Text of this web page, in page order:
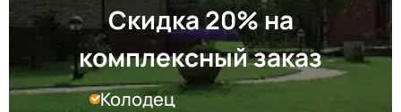
Скидка 20% на
комплексный заказ
Колодец